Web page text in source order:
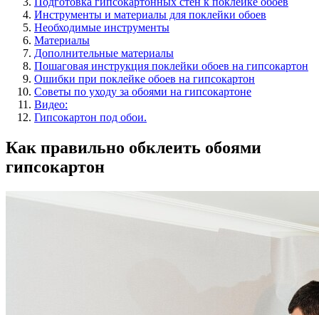
Инструменты и материалы для поклейки обоев
Необходимые инструменты
Материалы
Дополнительные материалы
Пошаговая инструкция поклейки обоев на гипсокартон
Ошибки при поклейке обоев на гипсокартон
Советы по уходу за обоями на гипсокартоне
Видео:
Гипсокартон под обои.
Как правильно обклеить обоями
гипсокартон